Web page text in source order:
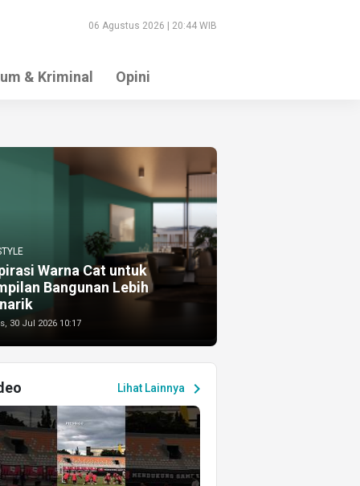
06 Agustus 2026 | 20:44 WIB
& Kriminal Opini
Warna Cat untuk
Bangunan Lebih
30 Jul 2026 10:17
Lihat Lainnya chevron_right